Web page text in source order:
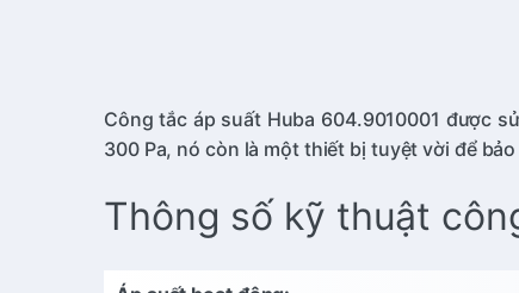
Công tắc áp suất Huba 604.9010001 được
300 Pa, nó còn là một thiết bị tuyệt vời để
Thông số kỹ thuật